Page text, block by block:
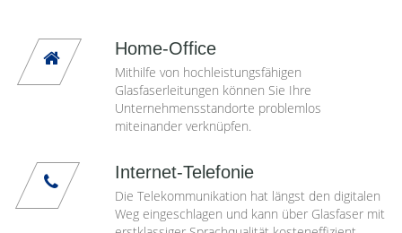
Home-Office
Mithilfe von hochleistungsfähigen
Glasfaserleitungen können Sie Ihre
Unternehmensstandorte problemlos
miteinander verknüpfen.
Internet-Telefonie
Die Telekommunikation hat längst den digitalen
Weg eingeschlagen und kann über Glasfaser mit